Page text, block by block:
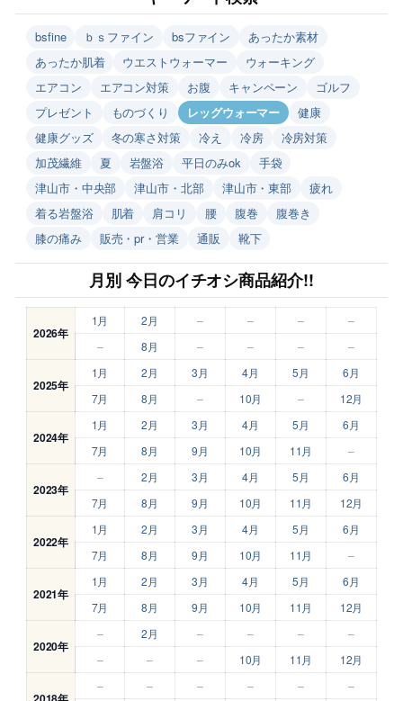
bsfine ｂｓファイン bsファイン
あったか素材
あったか肌着
ウエストウォーマー
ウォーキング
エアコン
エアコン対策 お腹 キャンペーン
ゴルフ
プレゼント
ものづくり レッグウォーマー
健康
健康グッズ
冬の寒さ対策 冷え 冷房
冷房対策
加茂繊維
夏 岩盤浴 平日のみok
手袋
津山市・中央部
津山市・北部 津山市・東部
疲れ
着る岩盤浴
肌着 肩コリ 腰 腹巻
腹巻き
膝の痛み
販売・pr・営業 通販 靴下
月別 今日のイチオシ商品紹介!!
2026年
1月 2月 – – –
–
–
8月 – – – –
2025年
1月 2月 3月 4月 5月
6月
7月
8月 – 10月 – 12月
2024年
1月 2月 3月 4月 5月
6月
7月
8月 9月 10月 11月 –
2023年
– 2月 3月 4月 5月
6月
7月
8月 9月 10月 11月 12月
2022年
1月 2月 3月 4月 5月
6月
7月
8月 9月 10月 11月 –
2021年
1月 2月 3月 4月 5月
6月
7月
8月 9月 10月 11月 12月
2020年
– 2月 – – –
–
–
– – 10月 11月 12月
– – – – –
–